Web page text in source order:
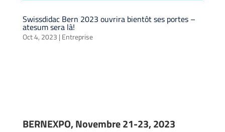
Swissdidac Bern 2023 ouvrira bientôt ses portes –
atesum sera là!
Oct 4, 2023 | Entreprise
BERNEXPO, Novembre 21-23, 2023